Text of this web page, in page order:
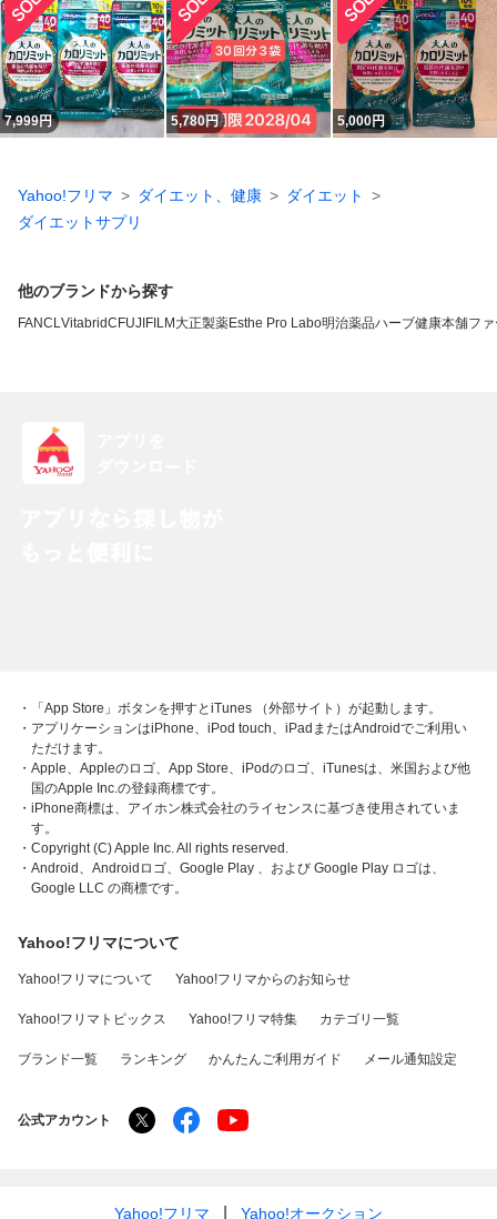
7,999円 5,780円 5,000円
Yahoo!フリマ ダイエット、健康
ダイエット
ダイエットサプリ
他のブランドから探す
FANCLVitabridC FUJIFILM 大正製薬Esthe Pro Labo明治薬品ハーブ健康本舗フ
・「App Store」ボタンを押すとiTunes （外部サイト）が起動します。
・アプリケーションはiPhone、iPod touch、iPadまたはAndroidでご利用い
ただけます。
・Apple、Appleのロゴ、App Store、iPodのロゴ、iTunesは、米国および他
国のApple Inc.の登録商標です。
・iPhone商標は、アイホン株式会社のライセンスに基づき使用されていま
す。
・Copyright (C) Apple Inc. All rights reserved.
・Android、Androidロゴ、Google Play 、および Google Play ロゴは、
Google LLC の商標です。
Yahoo!フリマについて
Yahoo!フリマについて Yahoo!フリマからのお知らせ
Yahoo!フリマトピックス Yahoo!フリマ特集 カテゴリ一覧
ブランド一覧 ランキング かんたんご利用ガイド メール通知設定
公式アカウント
Yahoo!フリマ Yahoo!オークション